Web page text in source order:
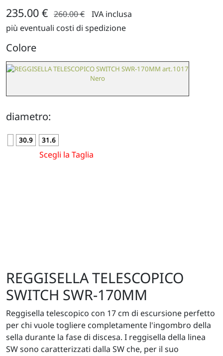
235.00 € 260.00 €
IVA inclusa
più eventuali costi di spedizione
Colore
Nero
diametro:
30.9 31.6
Scegli la Taglia
REGGISELLA TELESCOPICO
SWITCH SWR-170MM
Reggisella telescopico con 17 cm di escursione perfetto
per chi vuole togliere completamente l'ingombro della
sella durante la fase di discesa. I reggisella della linea
SW sono caratterizzati dalla SW che, per il suo